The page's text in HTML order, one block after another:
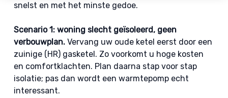
snelst en met het minste gedoe.
Scenario 1: woning slecht geïsoleerd, geen
verbouwplan.Vervang uw oude ketel eerst door een
zuinige (HR) gasketel. Zo voorkomt u hoge kosten
en comfortklachten. Plan daarna stap voor stap
isolatie; pas dan wordt een warmtepomp echt
interessant.